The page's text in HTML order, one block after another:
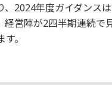
2024年度ガイダンス
営陣が2四半期連続で
。